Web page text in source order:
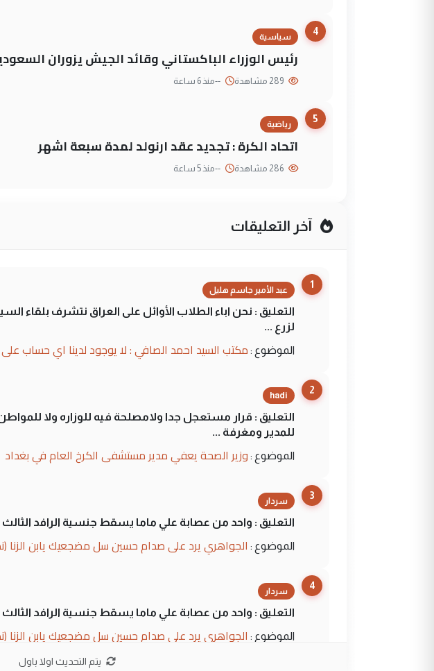
4
سياسية
رئيس الوزراء الباكستاني وقائد الجيش يزوران
--منذ 6 ساعة
5
رياضية
اتحاد الكرة : تجديد عقد ارنولد لمدة سبعة اشهر
--منذ 5 ساعة
آخر التعليقات
1
عبد الأمير جاسم هليل
التعليق : نحن اباء الطلاب الأوائل على العراق نتشرف بلقاء
لزرع ...
الموضوع : مكتب السيد احمد الصافي : لا يوجود لدينا اي حساب
2
hadi
التعليق : قرار مستعجل جدا ولامصلحة فيه للوزاره ولا
للمدير ومغرفة ...
الموضوع : وزير الصحة يعفي مدير مستشفى الكرخ العام في بغداد
3
سردار
التعليق : واحد من عصابة علي ماما يسقط جنسية الرافد
الموضوع : الجواهري يرد على صدام حسين سل مضجعيك يابن
4
سردار
التعليق : واحد من عصابة علي ماما يسقط جنسية الرافد
الموضوع : الجواهري يرد على صدام حسين سل مضجعيك يابن
يتم التحديث اولا باول